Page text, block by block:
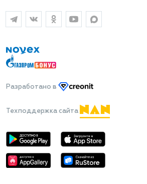
Разработано в
Техподдержка сайта